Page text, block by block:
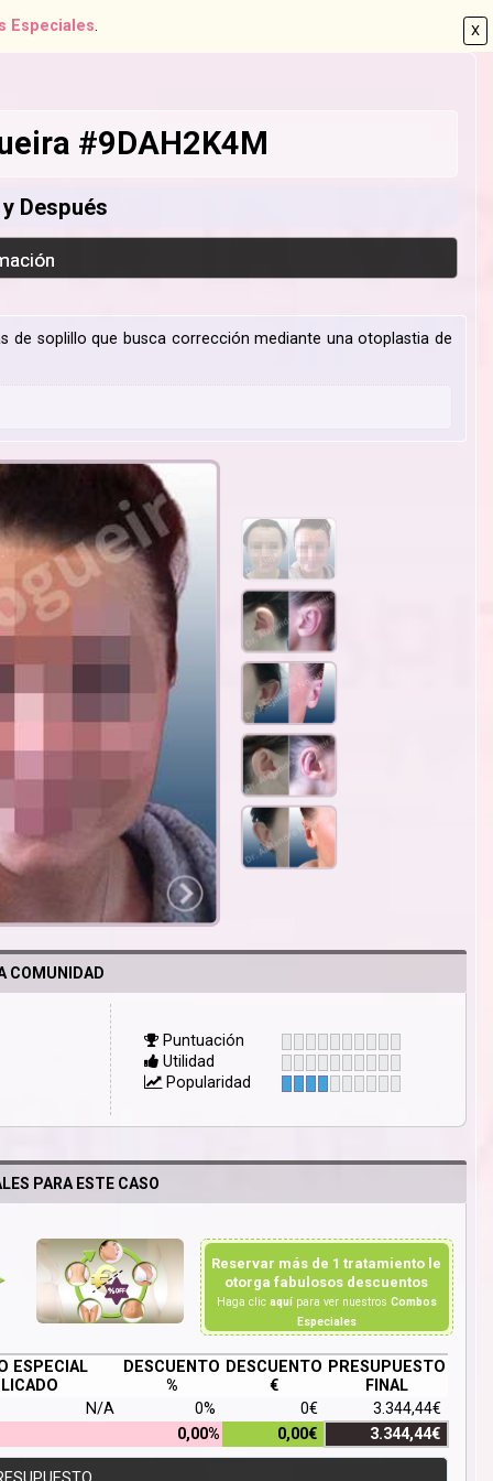
X
Especiales.
#9DAH2K4M
Después
soplillo que busca corrección mediante una otoplastia de
COMUNIDAD
Puntuación
Utilidad
Popularidad
PARA ESTE CASO
Reservar más de 1 tratamiento le
otorga fabulosos descuentos
Haga clic aquípara ver nuestros Combos
Especiales
ESPECIAL
DESCUENTO
%
DESCUENTO
€
PRESUPUESTO
FINAL
N/A
0% 0€
3.344,44€
0,00%
0,00€ 3.344,44€